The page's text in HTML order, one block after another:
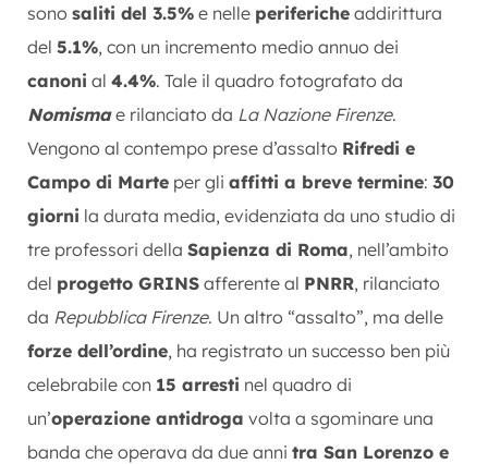
sono saliti del 3.5% e nelle periferiche addirittura
del 5.1%, con un incremento medio annuo dei
canoni al 4.4%. Tale il quadro fotografato da
Nomisma e rilanciato da La Nazione Firenze.
Vengono al contempo prese d’assalto Rifredi e
Campo di Marte per gli affitti a breve termine: 30
giorni la durata media, evidenziata da uno studio di
tre professori della Sapienza di Roma, nell’ambito
del progetto GRINS afferente al PNRR, rilanciato
da Repubblica Firenze. Un altro “assalto”, ma delle
forze dell’ordine, ha registrato un successo ben più
celebrabile con 15 arresti nel quadro di
un’operazione antidroga volta a sgominare una
banda che operava da due anni tra San Lorenzo e